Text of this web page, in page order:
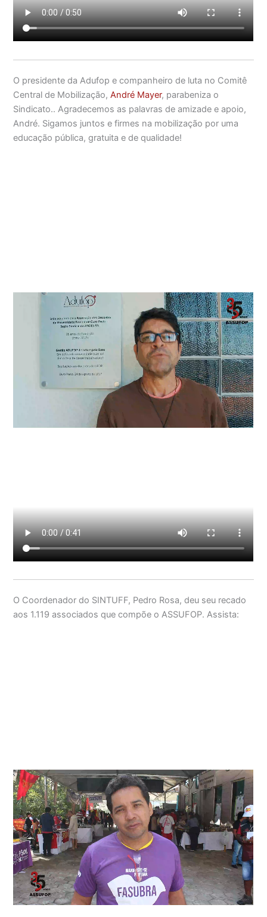
O presidente da Adufop e companheiro de luta no Comitê
Central de Mobilização,André Mayer, parabeniza o
Sindicato.. Agradecemos as palavras de amizade e apoio,
André. Sigamos juntos e firmes na mobilização por uma
educação pública, gratuita e de qualidade!
O Coordenador do SINTUFF, Pedro Rosa, deu seu recado
aos 1.119 associados que compõe o ASSUFOP. Assista: